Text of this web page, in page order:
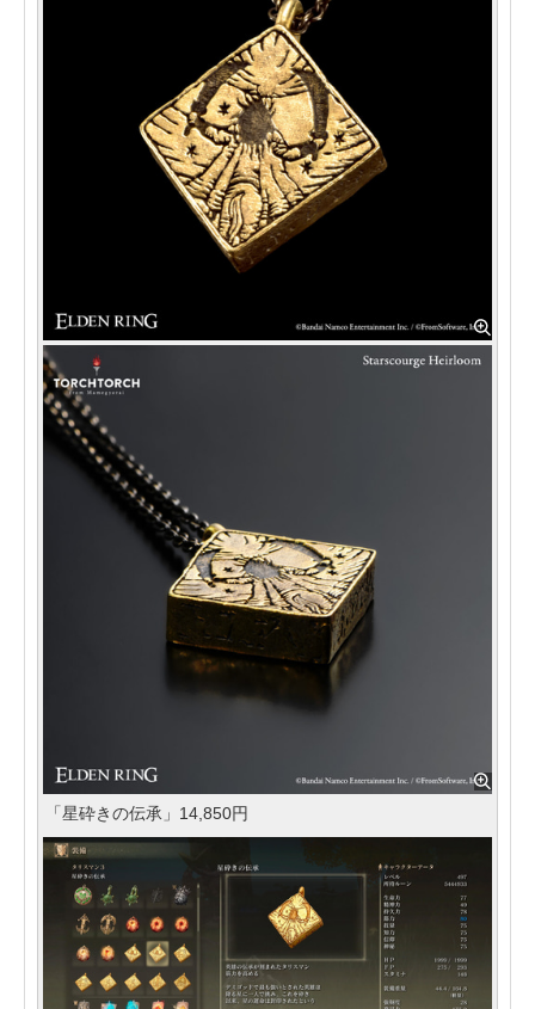
「星砕きの伝承」14,850円